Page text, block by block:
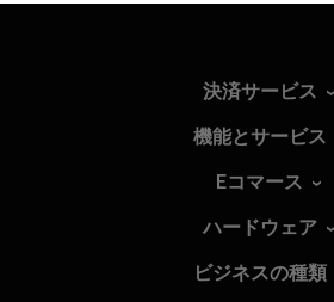
決済サービス
機能とサービス
Eコマース
ハードウェア
ビジネスの種類